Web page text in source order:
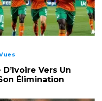
Vers Un
Élimination